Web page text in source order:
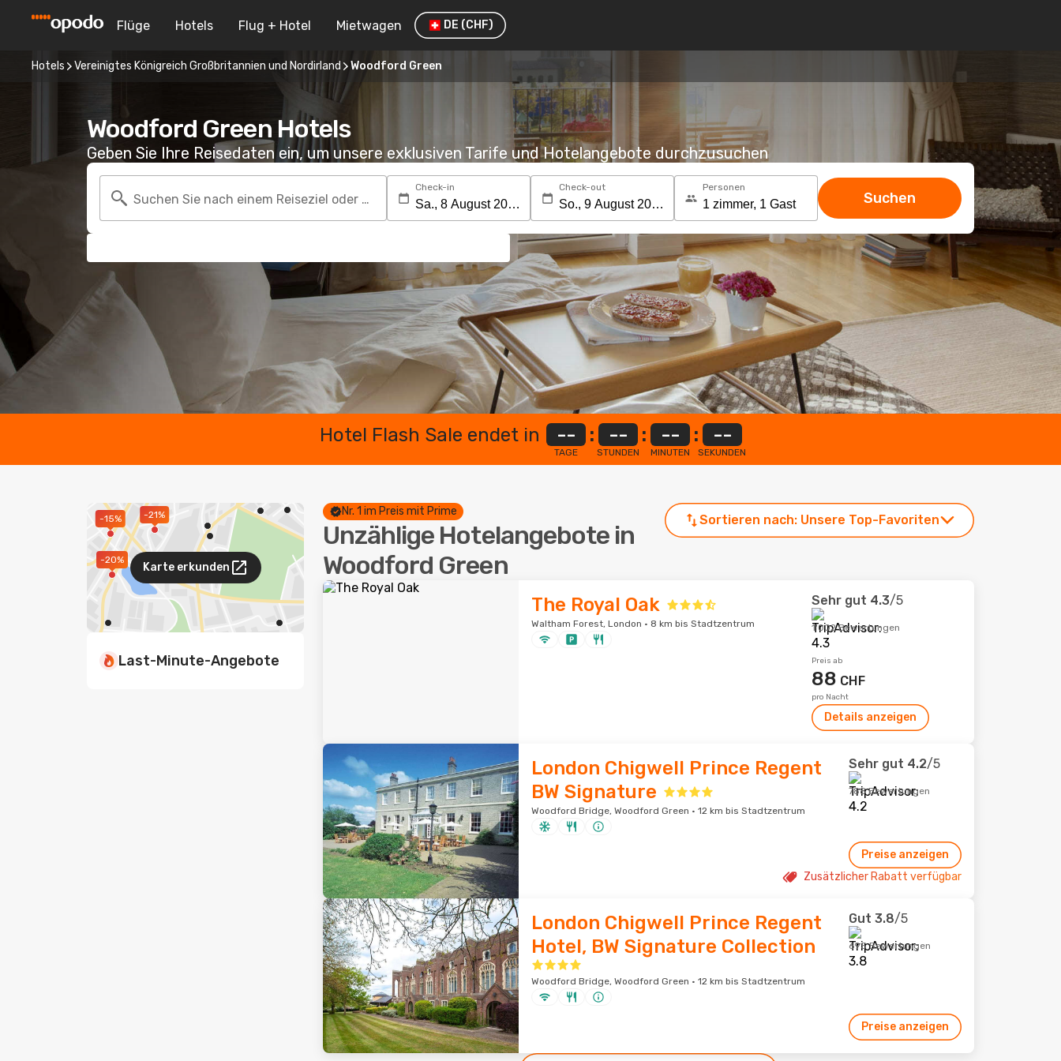
Flüge Hotels Flug + Hotel Mietwagen DE (CHF)
Hotels Vereinigtes Königreich Großbritannien und Nordirland Woodford Green
Woodford Green Hotels
Geben Sie Ihre Reisedaten ein, um unsere exklusiven Tarife und Hotelangebote durchzusuchen
Suchen Sie nach einem Reiseziel oder Hotel
Check-in Check-out Personen
Suchen
Hotel Flash Sale endet in --
TAGE
: --
STUNDEN
: --
MINUTEN
: --
SEKUNDEN
-21%
-20%
-15%
Karte erkunden
Last-Minute-Angebote
Nr. 1 im Preis mit Prime
Unzählige Hotelangebote in
Woodford Green
Sortieren nach: Unsere Top-Favoriten
The Royal Oak
Waltham Forest, London · 8 km bis Stadtzentrum
Sehr gut 4.3/5
1'002 Bewertungen
Preis ab
88 CHF
pro Nacht
Details anzeigen
London Chigwell Prince Regent
BW Signature
Woodford Bridge, Woodford Green · 12 km bis Stadtzentrum
Sehr gut 4.2/5
788 Bewertungen
Preise anzeigen
Zusätzlicher Rabatt verfügbar
London Chigwell Prince Regent
Hotel, BW Signature Collection
Woodford Bridge, Woodford Green · 12 km bis Stadtzentrum
Gut 3.8/5
695 Bewertungen
Preise anzeigen